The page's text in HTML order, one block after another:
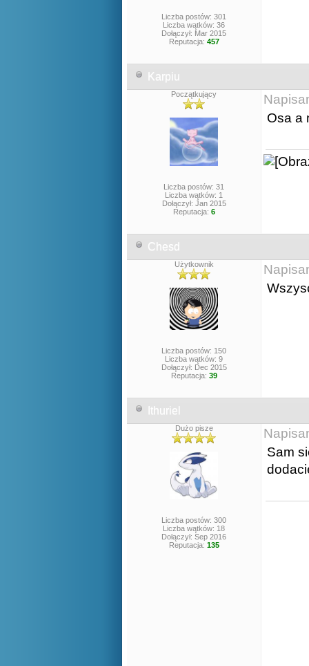
Liczba postów: 301
Liczba wątków: 36
Dołączył: Mar 2015
Reputacja: 457
Karpiu
Początkujący
Liczba postów: 31
Liczba wątków: 1
Dołączył: Jan 2015
Reputacja: 6
Osa a
Chesd
Użytkownik
Liczba postów: 150
Liczba wątków: 9
Dołączył: Dec 2015
Reputacja: 39
Ithuriel
Dużo pisze
Liczba postów: 300
Liczba wątków: 18
Dołączył: Sep 2016
Reputacja: 135
Sam